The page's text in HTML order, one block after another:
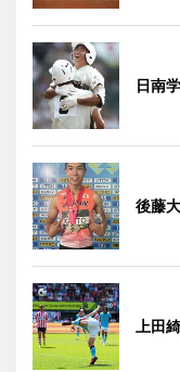
日南
後藤
上田